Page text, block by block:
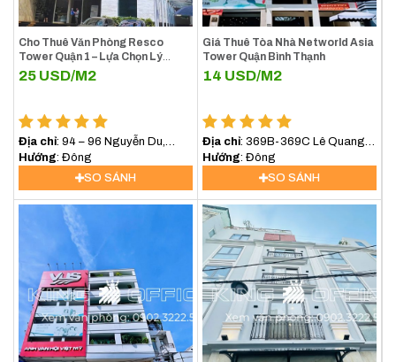
Cho Thuê Văn Phòng Resco
Tower Quận 1 – Lựa Chọn Lý
Tưởng Cho Doanh Nghiệp Tại
Trung Tâm TP.HCM
25 USD/M2
Địa chỉ: 94 – 96 Nguyễn Du,
Phường Sài Gòn (Phường Bến
Nghé, Quận 1)
Hướng : Đông
SO SÁNH
Giá Thuê Tòa Nhà Networld Asia
Tower Quận Bình Thạnh
14 USD/M2
Địa chỉ: 369B-369C Lê Quang
Định, Phường Bình Lợi Trung,
(Bình Thạnh) TP.HCM
Hướng : Đông
SO SÁNH